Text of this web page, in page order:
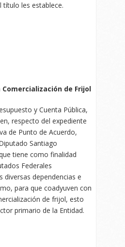
título les establece.
de Frijol
y Cuenta Pública,
respecto del expediente
de Punto de Acuerdo,
Santiago
tiene como finalidad
Federales
diversas dependencias e
para que coadyuven con
de frijol, esto
primario de la Entidad.